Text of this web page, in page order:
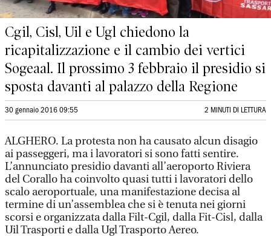
Cgil, Cisl, Uil e Ugl chiedono la
ricapitalizzazione e il cambio dei vertici
Sogeaal. Il prossimo 3 febbraio il presidio si
sposta davanti al palazzo della Regione
30 gennaio 2016 09:55 2 MINUTI DI LETTURA
ALGHERO. La protesta non ha causato alcun disagio
ai passeggeri, ma i lavoratori si sono fatti sentire.
L’annunciato presidio davanti all’aeroporto Riviera
del Corallo ha coinvolto quasi tutti i lavoratori dello
scalo aeroportuale, una manifestazione decisa al
termine di un’assemblea che si è tenuta nei giorni
scorsi e organizzata dalla Filt-Cgil, dalla Fit-Cisl, dalla
Uil Trasporti e dalla Ugl Trasporto Aereo.